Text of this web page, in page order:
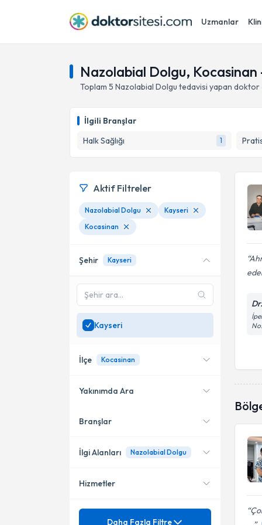
Uzmanlar
Nazolabial Dolgu, Kocasinan
Toplam 5 Nazolabial Dolgu tedavisi yapan doktor
İlgili Branşlar
Halk Sağlığı
1
Aktif Filtreler
Nazolabial Dolgu
Kayseri
Kocasinan
Şehir Kayseri
Kayseri
İlçe Kocasinan
Melikgazi
Kocasinan
Yakınımda Ara
Konumuma yakın uzmanları
Branşlar
Halk Sağlığı
Pratisyen Hekimlik
İlgi Alanları Nazolabial Dolgu
Acil doktorluğu
Hizmetler
Mezuniyet
Daha Fazla Filtre